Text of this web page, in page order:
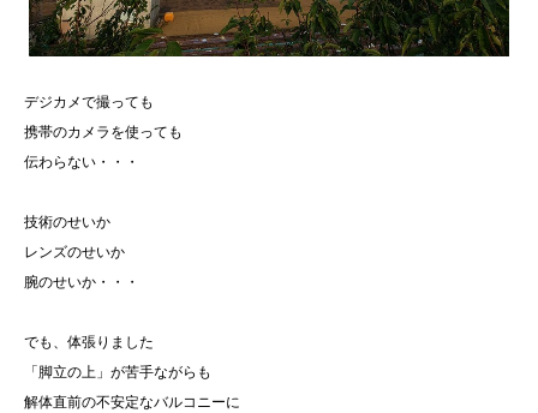
デジカメで撮っても
携帯のカメラを使っても
伝わらない・・・
技術のせいか
レンズのせいか
腕のせいか・・・
でも、体張りました
「脚立の上」が苦手ながらも
解体直前の不安定なバルコニーに